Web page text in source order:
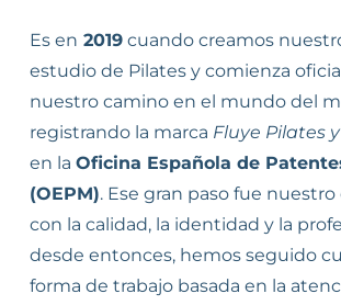
Es en 2019 cuando creamos
estudio de Pilates y comienza
nuestro camino en el mundo del
registrando la marca Fluye Pilates
en laOficina Española de
(OEPM). Ese gran paso fue
con la calidad, la identidad y la
desde entonces, hemos seguido
forma de trabajo basada en la